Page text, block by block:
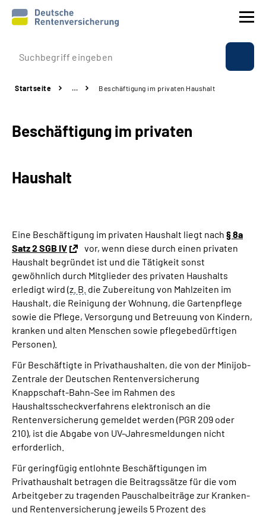
Prävention
Rente
Über uns & Presse
Online-Services
Suche
Language
Leichte Sprache
Startseite … Beschäftigung im privaten Haushalt
Beschäftigung im privaten
Haushalt
Eine Beschäftigung im privaten Haushalt liegt nach § 8a
Satz 2 SGB IV
vor, wenn diese durch einen privaten
Haushalt begründet ist und die Tätigkeit sonst
gewöhnlich durch Mitglieder des privaten Haushalts
erledigt wird (z. B. die Zubereitung von Mahlzeiten im
Haushalt, die Reinigung der Wohnung, die Gartenpflege
sowie die Pflege, Versorgung und Betreuung von Kindern,
kranken und alten Menschen sowie pflegebedürftigen
Personen).
Für Beschäftigte in Privathaushalten, die von der Minijob-
Zentrale der Deutschen Rentenversicherung
Knappschaft-Bahn-See im Rahmen des
Haushaltsscheckverfahrens elektronisch an die
Rentenversicherung gemeldet werden (PGR 209 oder
210), ist die Abgabe von UV-Jahresmeldungen nicht
erforderlich.
Für geringfügig entlohnte Beschäftigungen im
Privathaushalt betragen die Beitragssätze für die vom
Arbeitgeber zu tragenden Pauschalbeiträge zur Kranken-
und Rentenversicherung jeweils 5 Prozent des